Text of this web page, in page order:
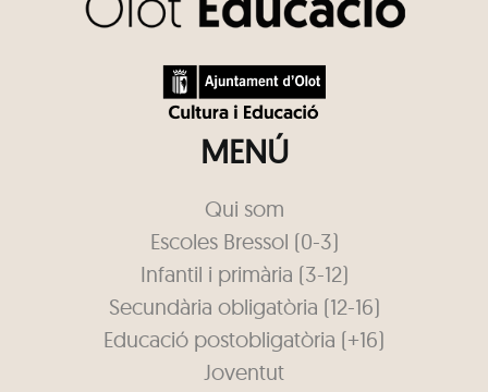
MENÚ
Qui som
Escoles Bressol (0-3)
Infantil i primària (3-12)
Secundària obligatòria (12-16)
Educació postobligatòria (+16)
Joventut